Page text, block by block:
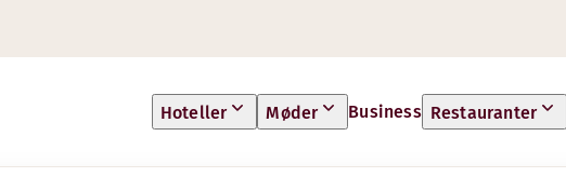
Hoteller Møder Business Restauranter